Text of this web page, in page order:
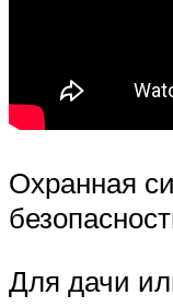
Охранная
Для дачи